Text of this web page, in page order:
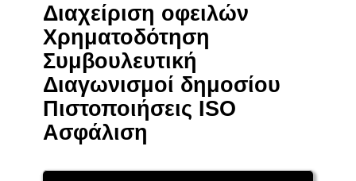
Διαχείριση οφειλών
Χρηματοδότηση
Συμβουλευτική
Διαγωνισμοί δημοσίου
Πιστοποιήσεις ISO
Aσφάλιση